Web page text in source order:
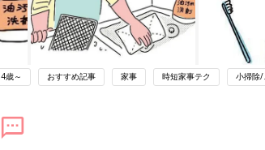
4歳～ おすすめ記事 家事 時短家事テク 小掃除/